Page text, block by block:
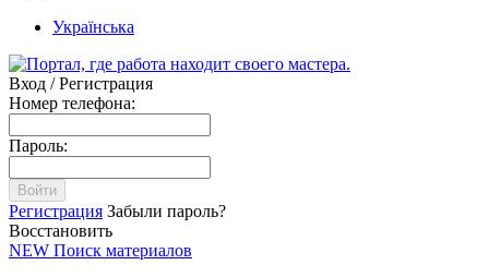
Українська
Вход / Регистрация
Номер телефона:
Пароль:
Войти
Регистрация Забыли пароль?
Восстановить
NEW Поиск материалов